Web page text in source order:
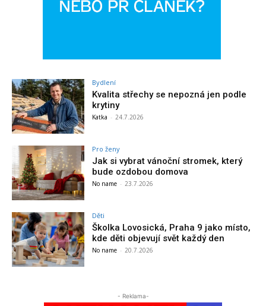
Bydlení
Kvalita střechy se nepozná jen podle
krytiny
Katka - 24.7.2026
Pro ženy
Jak si vybrat vánoční stromek, který
bude ozdobou domova
No name - 23.7.2026
Děti
Školka Lovosická, Praha 9 jako místo,
kde děti objevují svět každý den
No name - 20.7.2026
- Reklama-